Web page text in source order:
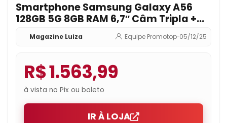
Smartphone Samsung Galaxy A56
128GB 5G 8GB RAM 6,7″ Câm Tripla +
Selfie 12MP
Magazine Luiza Equipe Promotop•05/12/25
R$ 1.563,99
à vista no Pix ou boleto
IR À LOJA